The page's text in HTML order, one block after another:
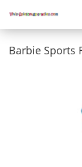
Barbie Sports